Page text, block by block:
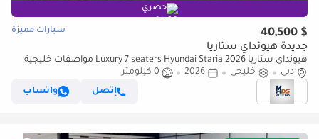
حصري
$ 40,500 سيارات مميزة
جديدة هيونداي ستاريا
هيونداي ستاريا Luxury 7 seaters Hyundai Staria 2026 مواصفات خليجية
دبي
خليجي 2026
0 كيلومتر
إتصل
واتساب